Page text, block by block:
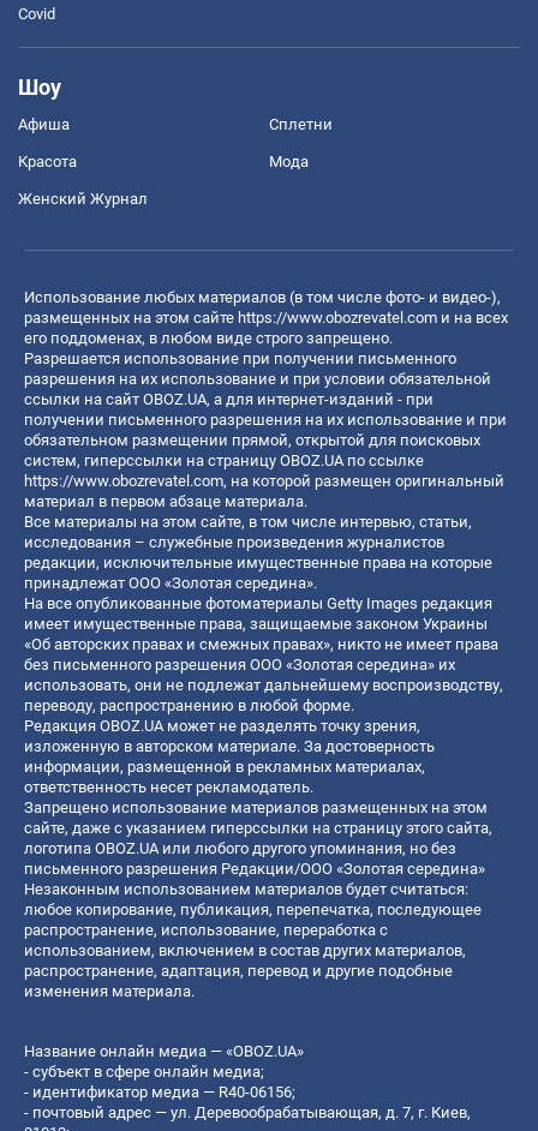
Covid
Шоу
Афиша Сплетни
Красота Мода
Женский Журнал
Использование любых материалов (в том числе фото- и видео-),
размещенных на этом сайте https://www.obozrevatel.com и на всех
его поддоменах, в любом виде строго запрещено.
Разрешается использование при получении письменного
разрешения на их использование и при условии обязательной
ссылки на сайт OBOZ.UA, а для интернет-изданий - при
получении письменного разрешения на их использование и при
обязательном размещении прямой, открытой для поисковых
систем, гиперссылки на страницу OBOZ.UA по ссылке
https://www.obozrevatel.com, на которой размещен оригинальный
материал в первом абзаце материала.
Все материалы на этом сайте, в том числе интервью, статьи,
исследования – служебные произведения журналистов
редакции, исключительные имущественные права на которые
принадлежат ООО «Золотая середина».
На все опубликованные фотоматериалы Getty Images редакция
имеет имущественные права, защищаемые законом Украины
«Об авторских правах и смежных правах», никто не имеет права
без письменного разрешения ООО «Золотая середина» их
использовать, они не подлежат дальнейшему воспроизводству,
переводу, распространению в любой форме.
Редакция OBOZ.UA может не разделять точку зрения,
изложенную в авторском материале. За достоверность
информации, размещенной в рекламных материалах,
ответственность несет рекламодатель.
Запрещено использование материалов размещенных на этом
сайте, даже с указанием гиперссылки на страницу этого сайта,
логотипа OBOZ.UA или любого другого упоминания, но без
письменного разрешения Редакции/ООО «Золотая середина»
Незаконным использованием материалов будет считаться:
любое копирование, публикация, перепечатка, последующее
распространение, использование, переработка с
использованием, включением в состав других материалов,
распространение, адаптация, перевод и другие подобные
изменения материала.
Название онлайн медиа — «OBOZ.UA»
- субъект в сфере онлайн медиа;
- идентификатор медиа — R40-06156;
- почтовый адрес — ул. Деревообрабатывающая, д. 7, г. Киев,